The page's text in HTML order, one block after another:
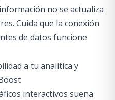
no se actualiza
Cuida que la conexión
de datos funcione
a tu analítica y
interactivos suena